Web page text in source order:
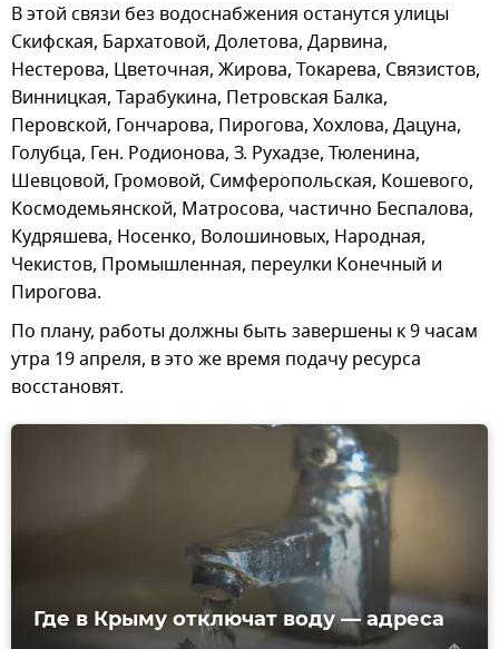
В этой связи без водоснабжения останутся улицы
Скифская, Бархатовой, Долетова, Дарвина,
Нестерова, Цветочная, Жирова, Токарева, Связистов,
Винницкая, Тарабукина, Петровская Балка,
Перовской, Гончарова, Пирогова, Хохлова, Дацуна,
Голубца, Ген. Родионова, З. Рухадзе, Тюленина,
Шевцовой, Громовой, Симферопольская, Кошевого,
Космодемьянской, Матросова, частично Беспалова,
Кудряшева, Носенко, Волошиновых, Народная,
Чекистов, Промышленная, переулки Конечный и
Пирогова.
По плану, работы должны быть завершены к 9 часам
утра 19 апреля, в это же время подачу ресурса
восстановят.
Где в Крыму отключат воду — адреса